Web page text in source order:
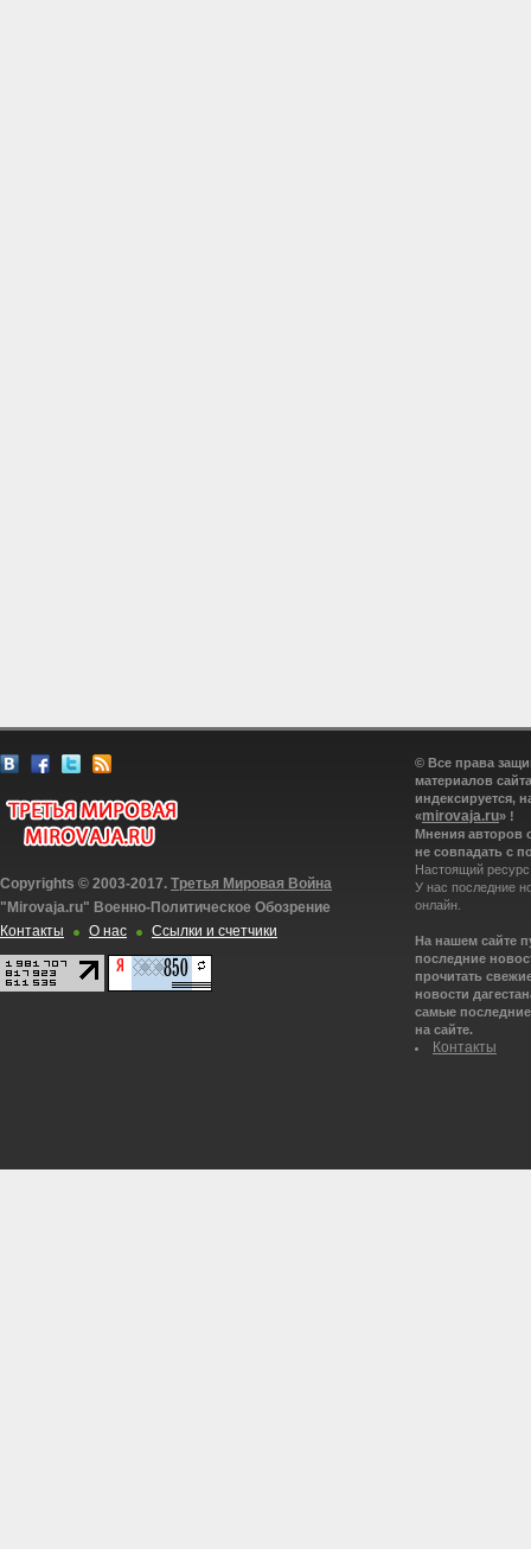
Copyrights © 2003-2017. Третья Мировая Война
"Mirovaja.ru" Военно-Политическое Обозрение
Контакты
О нас Ссылки и счетчики
© Все права
материалов
индексируется,
«mirovaja.ru» !
Мнения авторов
не совпадать с
Настоящий
У нас последние
онлайн.
На нашем сайте
последние
прочитать
новости
самые
на сайте.
Контакты